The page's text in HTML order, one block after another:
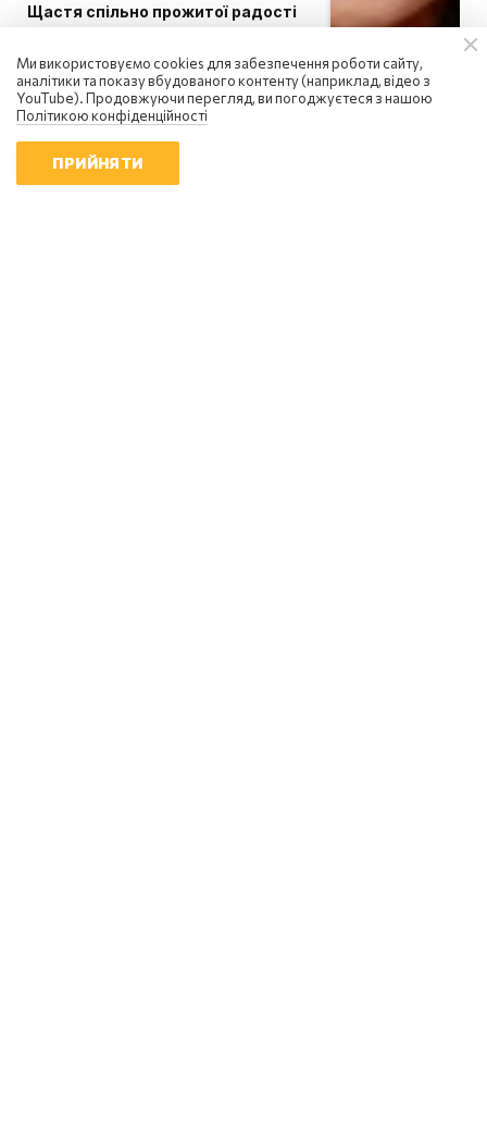
Щастя спільно прожитої радості
Ми використовуємо cookies для забезпечення роботи сайту,
аналітики та показу вбудованого контенту (наприклад, відео з
YouTube). Продовжуючи перегляд, ви погоджуєтеся з нашою
Політикою конфіденційності
ПРИЙНЯТИ